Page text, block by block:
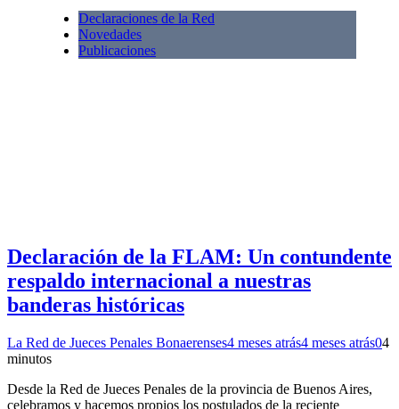
Declaraciones de la Red
Novedades
Publicaciones
Declaración de la FLAM: Un contundente
respaldo internacional a nuestras
banderas históricas
La Red de Jueces Penales Bonaerenses4 meses atrás4 meses atrás04
minutos
Desde la Red de Jueces Penales de la provincia de Buenos Aires,
celebramos y hacemos propios los postulados de la reciente